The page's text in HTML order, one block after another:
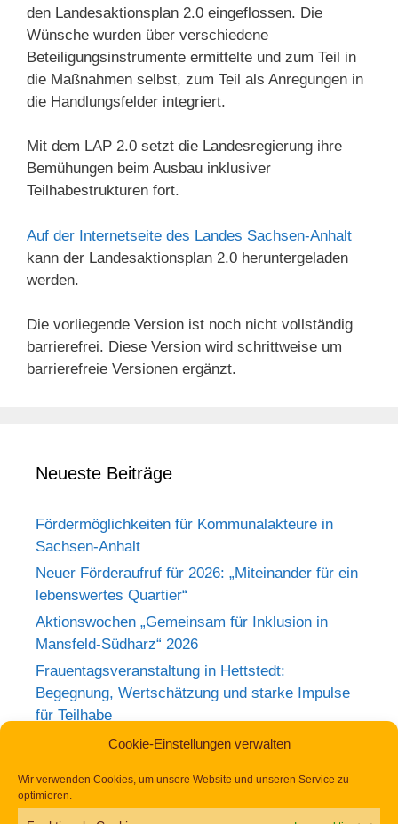
Cookie-Einstellungen verwalten
Wir verwenden Cookies, um unsere Website und unseren Service zu
optimieren.
den Landesaktionsplan 2.0 eingeflossen. Die
Wünsche wurden über verschiedene
Beteiligungsinstrumente ermittelte und zum Teil in
die Maßnahmen selbst, zum Teil als Anregungen in
die Handlungsfelder integriert.
Mit dem LAP 2.0 setzt die Landesregierung ihre
Bemühungen beim Ausbau inklusiver
Teilhabestrukturen fort.
Auf der Internetseite des Landes Sachsen-Anhalt
kann der Landesaktionsplan 2.0 heruntergeladen
werden.
Die vorliegende Version ist noch nicht vollständig
barrierefrei. Diese Version wird schrittweise um
barrierefreie Versionen ergänzt.
Neueste Beiträge
Fördermöglichkeiten für Kommunalakteure in
Sachsen-Anhalt
Neuer Förderaufruf für 2026: „Miteinander für ein
lebenswertes Quartier“
Aktionswochen „Gemeinsam für Inklusion in
Mansfeld-Südharz“ 2026
Frauentagsveranstaltung in Hettstedt:
Begegnung, Wertschätzung und starke Impulse
für Teilhabe
Rückblick zum Weltkrebstag im Europa-
Tag der Begegnung 2026 – Jetzt anmelden und
dabei sein!